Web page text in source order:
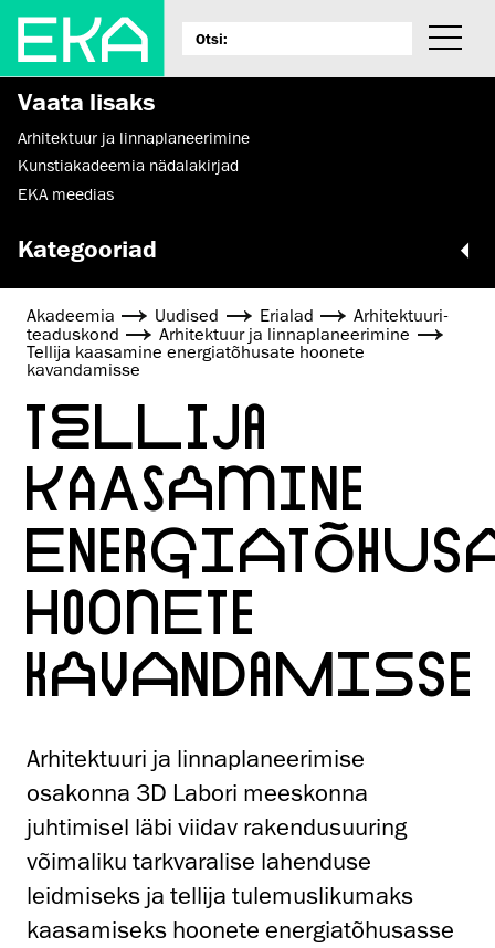
Vaata lisaks
Arhitektuur ja linnaplaneerimine
Kunstiakadeemia nädalakirjad
EKA meedias
Kategooriad
Akadeemia Uudised Erialad
Arhitektuuri­
teaduskond
Arhitektuur ja linnaplaneerimine
Tellija kaasamine energiatõhusate hoonete
kavandamisse
TELLIJA
KAASAMINE
HOONETE
KAVANDAMISSE
Arhitektuuri ja linnaplaneerimise
osakonna 3D Labori meeskonna
juhtimisel läbi viidav rakendusuuring
võimaliku tarkvaralise lahenduse
leidmiseks ja tellija tulemuslikumaks
kaasamiseks hoonete energiatõhusasse